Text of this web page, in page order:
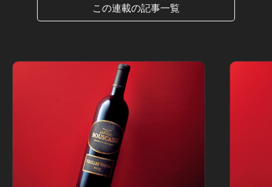
この連載の記事一覧